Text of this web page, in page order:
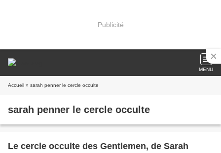
Publicité
MENU
Accueil » sarah penner le cercle occulte
sarah penner le cercle occulte
Le cercle occulte des Gentlemen, de Sarah